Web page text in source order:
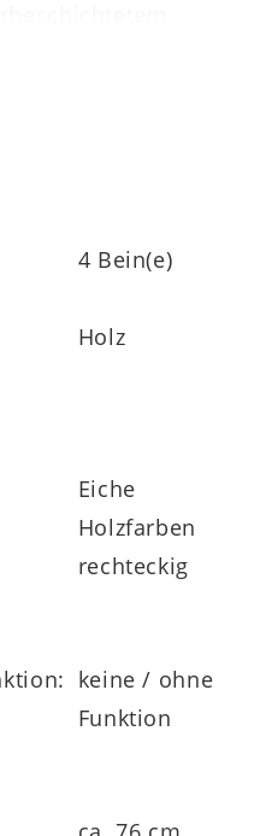
der
sechs
sowie zum
mit
fungiert der
4 Bein(e)
Holz
Eiche
Holzfarben
rechteckig
keine / ohne
Funktion